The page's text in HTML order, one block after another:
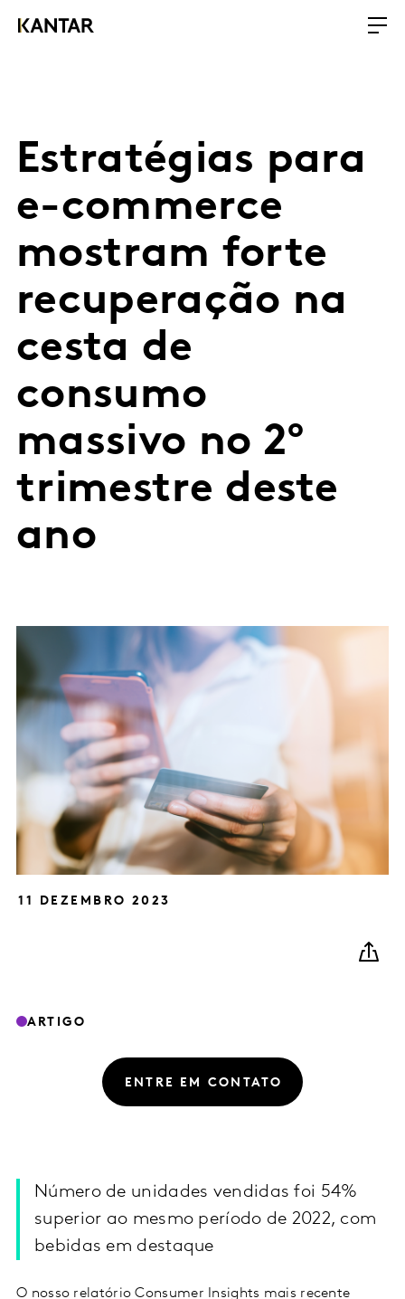
Estratégias para
e-commerce
mostram forte
recuperação na
cesta de
consumo
massivo no 2º
trimestre deste
ano
11 DEZEMBRO 2023
ARTIGO
ENTRE EM CONTATO
Número de unidades vendidas foi 54%
superior ao mesmo período de 2022, com
bebidas em destaque
O nosso relatório Consumer Insights mais recente